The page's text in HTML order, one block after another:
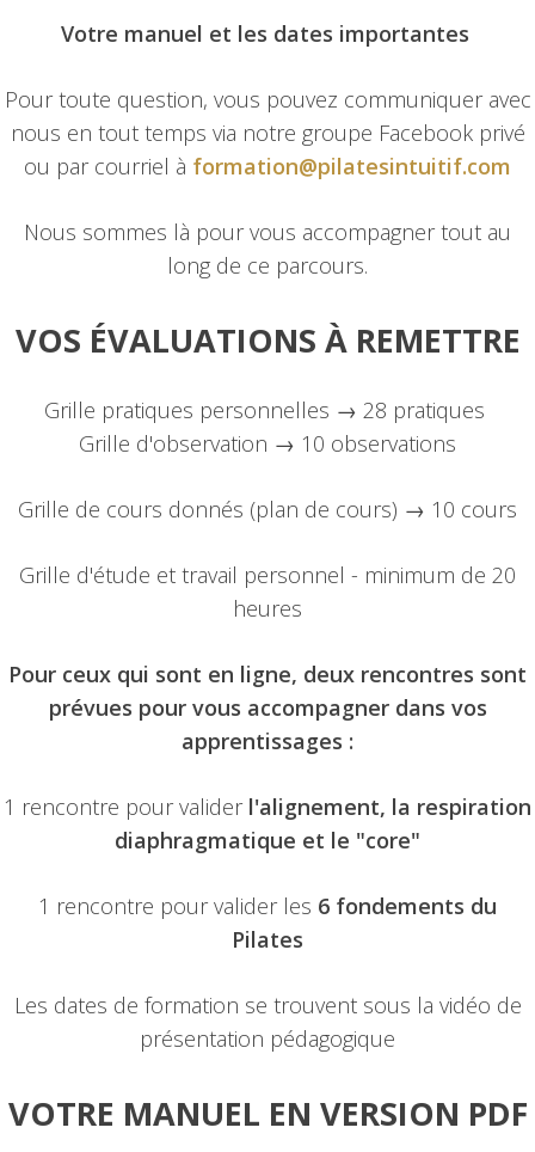
Votre manuel et les dates importantes
Pour toute question, vous pouvez communiquer avec
nous en tout temps via notre groupe Facebook privé
ou par courriel à formation@pilatesintuitif.com
Nous sommes là pour vous accompagner tout au
long de ce parcours.
VOS ÉVALUATIONS À REMETTRE
Grille pratiques personnelles → 28 pratiques
Grille d'observation → 10 observations
Grille de cours donnés (plan de cours) → 10 cours
Grille d'étude et travail personnel - minimum de 20
heures
Pour ceux qui sont en ligne, deux rencontres sont
prévues pour vous accompagner dans vos
apprentissages :
1 rencontre pour valider l'alignement, la respiration
diaphragmatique et le "core"
1 rencontre pour valider les 6 fondements du
Pilates
Les dates de formation se trouvent sous la vidéo de
présentation pédagogique
VOTRE MANUEL EN VERSION PDF